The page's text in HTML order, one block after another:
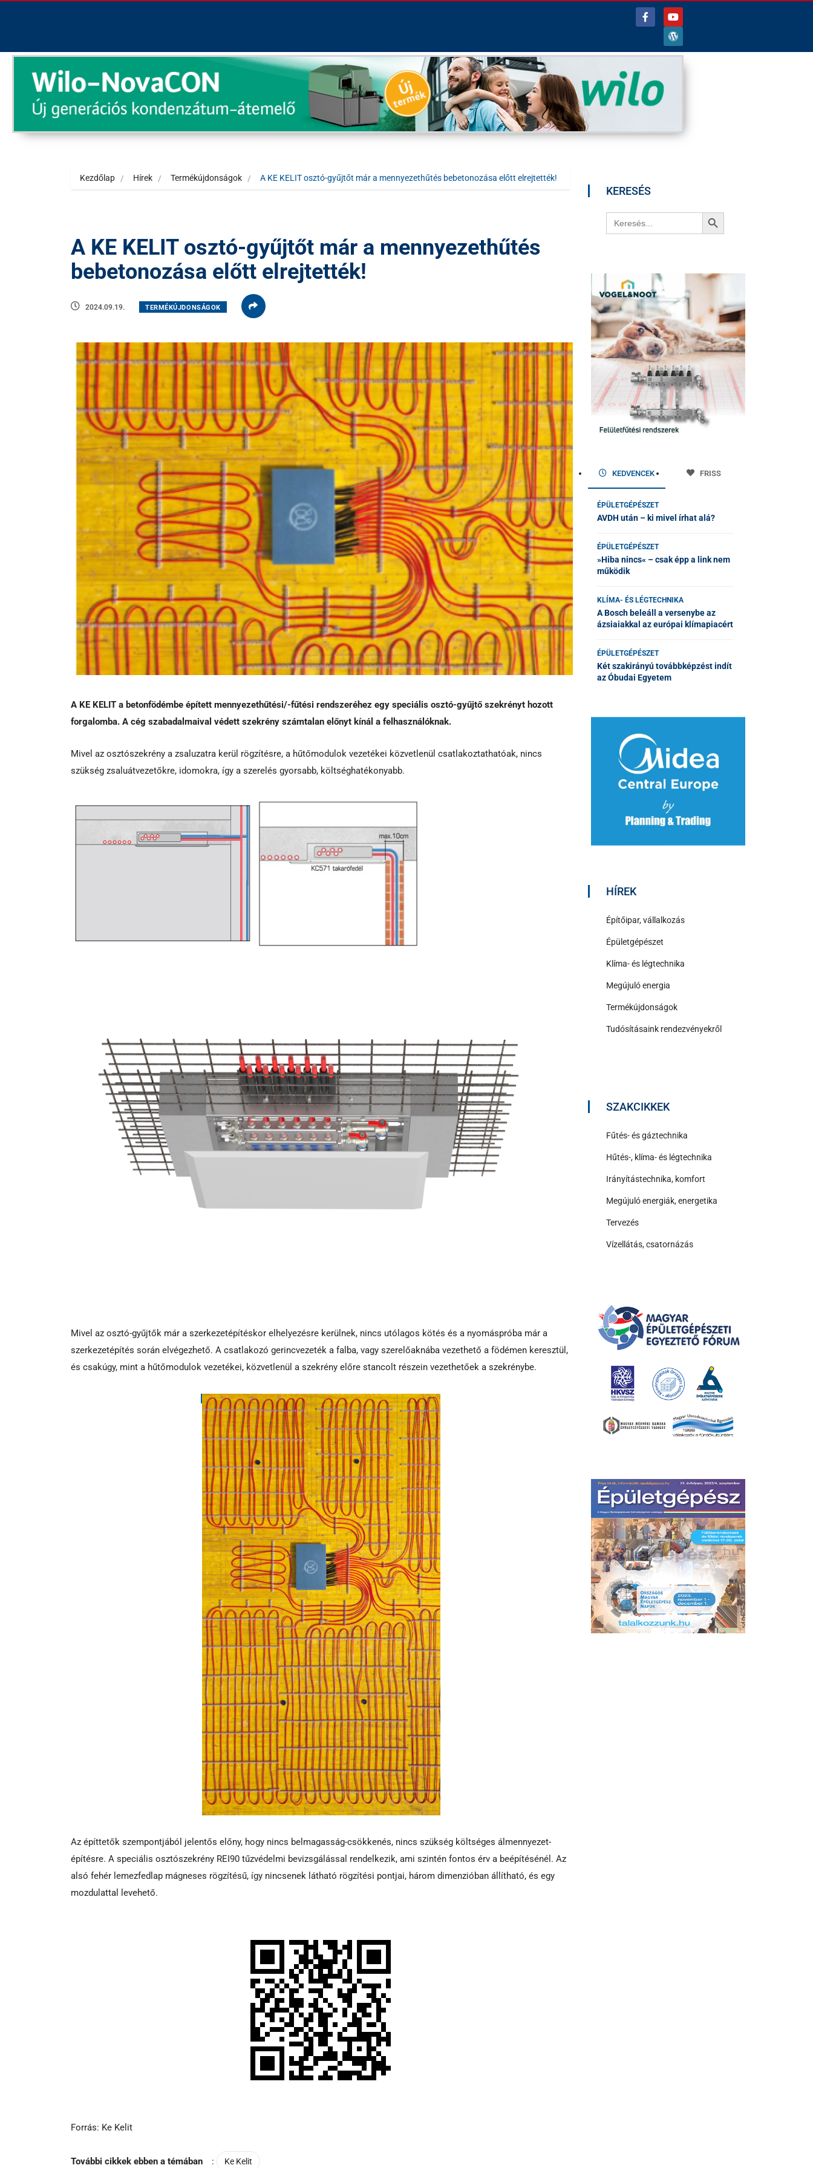
Kezdőlap Hírek Termékújdonságok A KE KELIT osztó-gyűjtőt már a mennyezethűtés bebetonozása előtt elrejtették!
A KE KELIT osztó-gyűjtőt már a mennyezethűtés
bebetonozása előtt elrejtették!
2024.09.19. TERMÉKÚJDONSÁGOK
A KE KELIT a betonfödémbe épített mennyezethűtési/-fűtési rendszeréhez egy speciális osztó-gyűjtő szekrényt hozott
forgalomba. A cég szabadalmaival védett szekrény számtalan előnyt kínál a felhasználóknak.
Mivel az osztószekrény a zsaluzatra kerül rögzítésre, a hűtőmodulok vezetékei közvetlenül csatlakoztathatóak, nincs
szükség zsaluátvezetőkre, idomokra, így a szerelés gyorsabb, költséghatékonyabb.
Mivel az osztó-gyűjtők már a szerkezetépítéskor elhelyezésre kerülnek, nincs utólagos kötés és a nyomáspróba már a
szerkezetépítés során elvégezhető. A csatlakozó gerincvezeték a falba, vagy szerelőaknába vezethető a födémen keresztül,
és csakúgy, mint a hűtőmodulok vezetékei, közvetlenül a szekrény előre stancolt részein vezethetőek a szekrénybe.
Az építtetők szempontjából jelentős előny, hogy nincs belmagasság-csökkenés, nincs szükség költséges álmennyezet-
építésre. A speciális osztószekrény REI90 tűzvédelmi bevizsgálással rendelkezik, ami szintén fontos érv a beépítésénél. Az
alsó fehér lemezfedlap mágneses rögzítésű, így nincsenek látható rögzítési pontjai, három dimenzióban állítható, és egy
mozdulattal levehető.
Forrás: Ke Kelit
További cikkek ebben a témában : Ke Kelit
KERESÉS
Search
for:
Search Button
KEDVENCEK FRISS
ÉPÜLETGÉPÉSZET
AVDH után – ki mivel írhat alá?
ÉPÜLETGÉPÉSZET
»Hiba nincs« – csak épp a link nem
működik
KLÍMA- ÉS LÉGTECHNIKA
A Bosch beleáll a versenybe az
ázsiaiakkal az európai klímapiacért
ÉPÜLETGÉPÉSZET
Két szakirányú továbbképzést indít
az Óbudai Egyetem
HÍREK
Építőipar, vállalkozás
Épületgépészet
Klíma- és légtechnika
Megújuló energia
Termékújdonságok
Tudósításaink rendezvényekről
SZAKCIKKEK
Fűtés- és gáztechnika
Hűtés-, klíma- és légtechnika
Irányítástechnika, komfort
Megújuló energiák, energetika
Tervezés
Vízellátás, csatornázás